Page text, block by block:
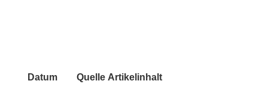
Datum Quelle Artikelinhalt